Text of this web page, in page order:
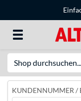
KUNDENNUMMER /